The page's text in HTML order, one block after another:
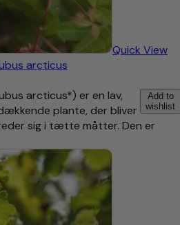
Quick View
arcticus
Add to
wishlist
arcticus*) er en lav,
plante, der bliver
sig i tætte måtter. Den er